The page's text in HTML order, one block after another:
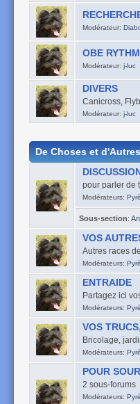
Modérateur:
OBE
Modérateur: j-luc
DIVERS
Canicross,
Modérateur: j-luc
De Choses et d'Autres
pour parler de
Modérateurs:
Sous-section:
VOS
Autres races
Modérateurs:
ENTRAIDE
Partagez ici
Modérateurs:
VOS
Bricolage,
Modérateurs:
POUR
2 sous-forums
Modérateurs: